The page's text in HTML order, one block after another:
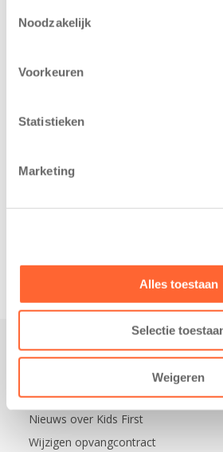
Noodzakelijk
Voorkeuren
Statistieken
Marketing
Alles toestaan
Selectie
Weigeren
belangrijke stap
realisatie van een
de wijk Wiarda in
Na…
Werken bij Kids First
Nieuws over Kids First
Wijzigen opvangcontract